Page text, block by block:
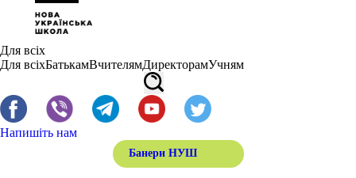
Для всіх
Для всіхБатькамВчителямДиректорамУчням
Напишіть нам
Банери НУШ